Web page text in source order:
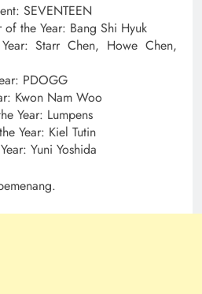
SEVENTEEN
of the Year: Bang Shi Hyuk
Starr Chen, Howe Chen,
PDOGG
Kwon Nam Woo
Year: Lumpens
Year: Kiel Tutin
Yuni Yoshida